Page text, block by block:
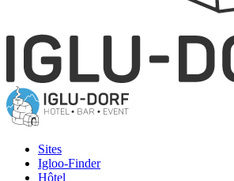
Sites
Igloo-Finder
Hôtel